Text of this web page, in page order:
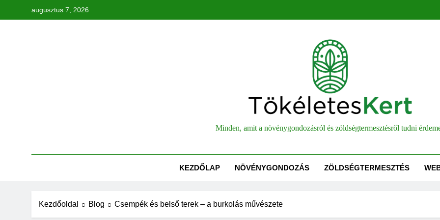
augusztus 7, 2026
TökéletesKert
Minden, amit a növénygondozásról és zöldségtermesztésről tudni
KEZDŐLAP NÖVÉNYGONDOZÁS ZÖLDSÉGTERMESZTÉS
Kezdőoldal Blog Csempék és belső terek – a burkolás művészete